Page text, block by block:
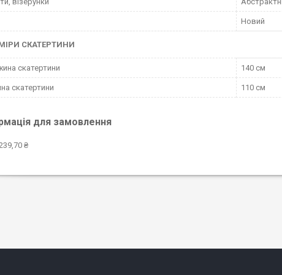
Новий
СКАТЕРТИНИ
скатертини 140 см
скатертини 110 см
для замовлення
₴